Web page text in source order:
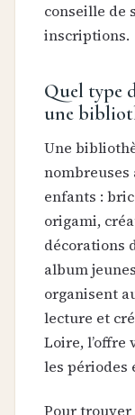
conseille de
inscriptions.
Quel type
une
Une
enfants :
origami,
décorations
album
organisent
lecture et
Loire, l’offre
les périodes
Pour